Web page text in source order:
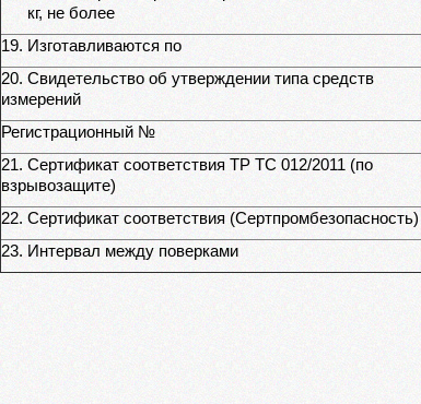
кг, не более
19. Изготавливаются по
20. Свидетельство об утверждении типа средств
измерений
Регистрационный №
21. Сертификат соответствия ТР ТС 012/2011 (по
взрывозащите)
22. Сертификат соответствия (Сертпромбезопасность)
23. Интервал между поверками